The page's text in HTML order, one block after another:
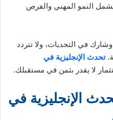
النمو المهني والفرص
في التحديات، ولا تتردد
تحدث الإنجليزية في
لا يقدر بثمن في مستقبلك.
الإنجليزية في